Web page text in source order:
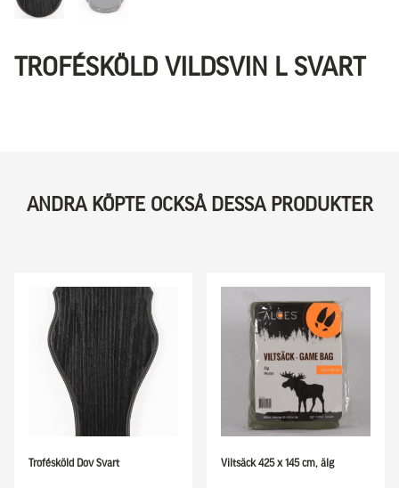
TROFÉSKÖLD VILDSVIN L SVART
ANDRA KÖPTE OCKSÅ DESSA PRODUKTER
Trofésköld Dov Svart Viltsäck 425 x 145 cm, älg